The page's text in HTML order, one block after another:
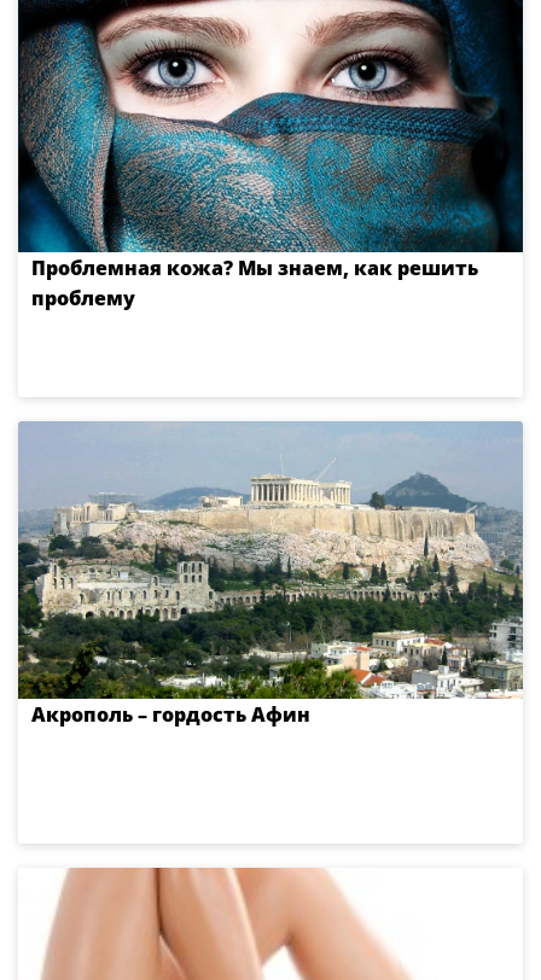
Проблемная кожа? Мы знаем, как решить
проблему
Акрополь – гордость Афин